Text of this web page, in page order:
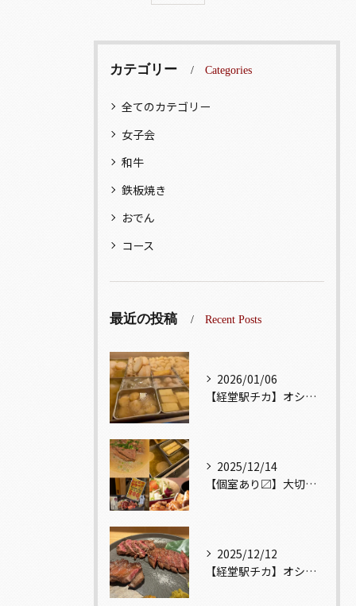
カテゴリー Categories
全てのカテゴリー
女子会
和牛
鉄板焼き
おでん
コース
最近の投稿 Recent Posts
2026/01/06
【経堂駅チカ】オシャレ居酒屋🏮出汁が美味しいおでんがオススメ...
2025/12/14
【個室あり〼】大切な記念日、お祝い事でのご来店ぜひお待ちして...
2025/12/12
【経堂駅チカ】オシャレ居酒屋🏮自慢のお肉が楽しめる🐃お得なコ...